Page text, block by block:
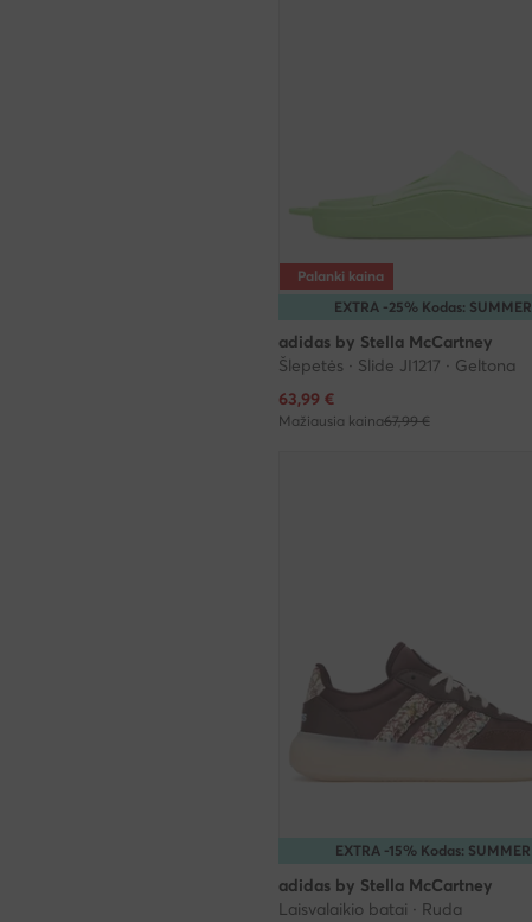
EXTRA -25% Kodas: SUMMER
Palanki kaina
adidas by Stella McCartney
Šlepetės · Slide JI1217 · Geltona
Dabartinė kaina
63,99 €
Mažiausia kaina67,99 €
EXTRA -15% Kodas: SUMMER
adidas by Stella McCartney
Laisvalaikio batai · Ruda